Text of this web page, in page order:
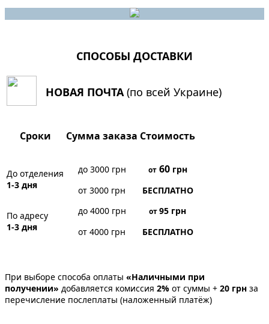
СПОСОБЫ ДОСТАВКИ
НОВАЯ ПОЧТА (по всей Украине)
Сроки Сумма заказа Стоимость
До отделения
1-3 дня
до 3000 грн от60грн
от 3000 грн
БЕСПЛАТНО
По адресу
1-3 дня
до 4000 грн от95 грн
от 4000 грн
БЕСПЛАТНО
При выборе способа оплаты «Наличными при
получении» добавляется комиссия 2% от суммы + 20 грн за
перечисление послеплаты (наложенный платёж)